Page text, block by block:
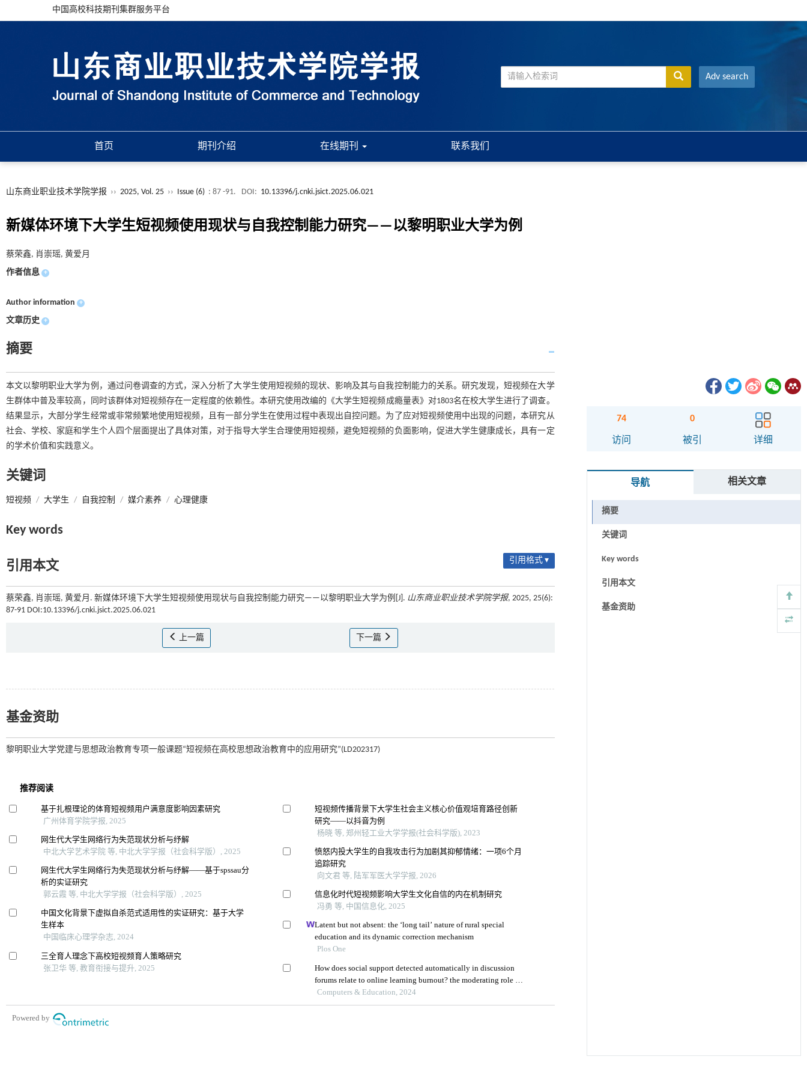
中国高校科技期刊集群服务平台
Adv search
首页 期刊介绍 在线期刊 联系我们
山东商业职业技术学院学报 ›› 2025, Vol. 25 ›› Issue (6) : 87 -91. DOI: 10.13396/j.cnki.jsict.2025.06.021
新媒体环境下大学生短视频使用现状与自我控制能力研究——以黎明职业大学为例
蔡荣鑫, 肖崇瑶, 黄爱月
作者信息 +
Author information +
文章历史 +
摘要
本文以黎明职业大学为例，通过问卷调查的方式，深入分析了大学生使用短视频的现状、影响及其与自我控制能力的关系。研究发现，短视频在大学
生群体中普及率较高，同时该群体对短视频存在一定程度的依赖性。本研究使用改编的《大学生短视频成瘾量表》对1803名在校大学生进行了调查。
结果显示，大部分学生经常或非常频繁地使用短视频，且有一部分学生在使用过程中表现出自控问题。为了应对短视频使用中出现的问题，本研究从
社会、学校、家庭和学生个人四个层面提出了具体对策，对于指导大学生合理使用短视频，避免短视频的负面影响，促进大学生健康成长，具有一定
的学术价值和实践意义。
关键词
短视频 / 大学生 / 自我控制 / 媒介素养 / 心理健康
Key words
引用本文 引用格式 ▾
蔡荣鑫, 肖崇瑶, 黄爱月. 新媒体环境下大学生短视频使用现状与自我控制能力研究——以黎明职业大学为例[J]. 山东商业职业技术学院学报, 2025, 25(6):
87-91 DOI:10.13396/j.cnki.jsict.2025.06.021
上一篇 下一篇
基金资助
黎明职业大学党建与思想政治教育专项一般课题“短视频在高校思想政治教育中的应用研究”(LD202317)
74
访问
0
被引 详细
导航 相关文章
摘要
关键词
Key words
引用本文
基金资助